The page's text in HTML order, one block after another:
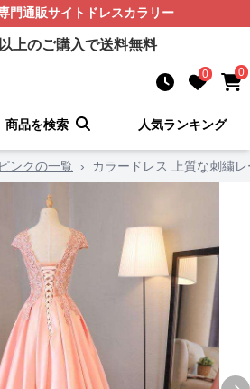
門通販サイト ドレスカラリー
上のご購入で送料無料
0 0
商品を検索 人気ランキング
ピンクの一覧 › カラードレス 上質な刺繍